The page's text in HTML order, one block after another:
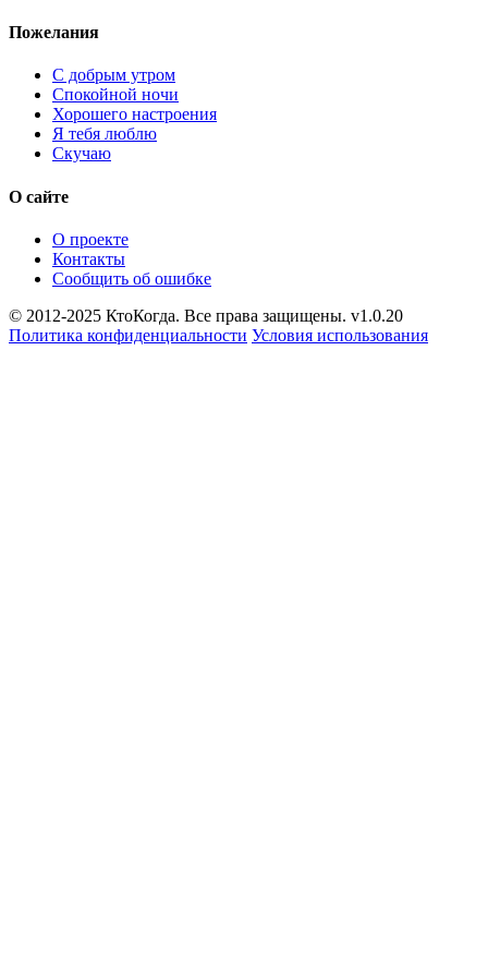
Пожелания
С добрым утром
Спокойной ночи
Хорошего настроения
Я тебя люблю
Скучаю
О сайте
О проекте
Контакты
Сообщить об ошибке
© 2012-2025 КтоКогда. Все права защищены. v1.0.20
Политика конфиденциальности Условия использования